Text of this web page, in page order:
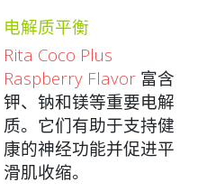
电解质平衡
Rita Coco Plus
Raspberry Flavor 富含
钾、钠和镁等重要电解
质。它们有助于支持健
康的神经功能并促进平
滑肌收缩。